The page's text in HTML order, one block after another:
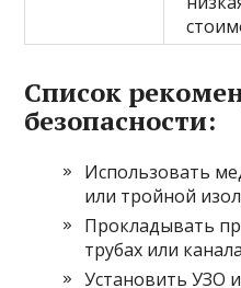
Список
безопасности:
Использовать
или тройной
Прокладывать
трубах или
Установить УЗО